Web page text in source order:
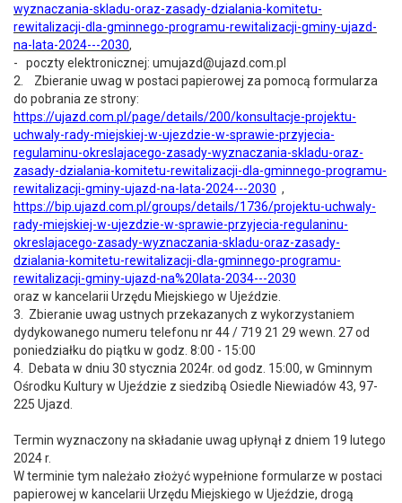
wyznaczania-skladu-oraz-zasady-dzialania-komitetu-
rewitalizacji-dla-gminnego-programu-rewitalizacji-gminy-ujazd-
na-lata-2024---2030,
- poczty elektronicznej: umujazd@ujazd.com.pl
2. Zbieranie uwag w postaci papierowej za pomocą formularza
do pobrania ze strony:
https://ujazd.com.pl/page/details/200/konsultacje-projektu-
uchwaly-rady-miejskiej-w-ujezdzie-w-sprawie-przyjecia-
regulaminu-okreslajacego-zasady-wyznaczania-skladu-oraz-
zasady-dzialania-komitetu-rewitalizacji-dla-gminnego-programu-
rewitalizacji-gminy-ujazd-na-lata-2024---2030 ,
https://bip.ujazd.com.pl/groups/details/1736/projektu-uchwaly-
rady-miejskiej-w-ujezdzie-w-sprawie-przyjecia-regulaninu-
okreslajacego-zasady-wyznaczania-skladu-oraz-zasady-
dzialania-komitetu-rewitalizacji-dla-gminnego-programu-
rewitalizacji-gminy-ujazd-na%20lata-2034---2030
oraz w kancelarii Urzędu Miejskiego w Ujeździe.
3. Zbieranie uwag ustnych przekazanych z wykorzystaniem
dydykowanego numeru telefonu nr 44 / 719 21 29 wewn. 27 od
poniedziałku do piątku w godz. 8:00 - 15:00
4. Debata w dniu 30 stycznia 2024r. od godz. 15:00, w Gminnym
Ośrodku Kultury w Ujeździe z siedzibą Osiedle Niewiadów 43, 97-
225 Ujazd.
Termin wyznaczony na składanie uwag upłynął z dniem 19 lutego
2024 r.
W terminie tym należało złożyć wypełnione formularze w postaci
papierowej w kancelarii Urzędu Miejskiego w Ujeździe, drogą